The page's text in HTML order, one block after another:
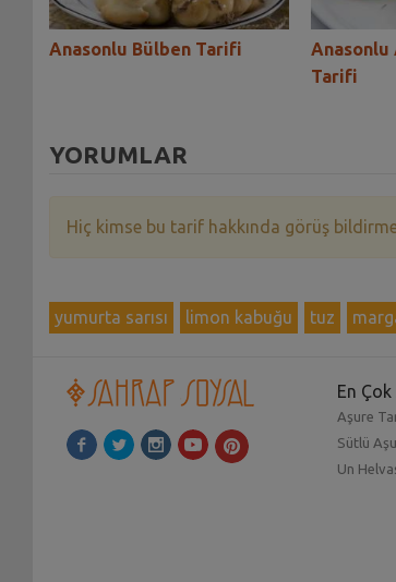
Anasonlu Bülben Tarifi
Anasonlu
Tarifi
YORUMLAR
Hiç kimse bu tarif hakkında görüş
yumurta sarısı limon kabuğu tuz
En
Aşure
Sütlü
Un